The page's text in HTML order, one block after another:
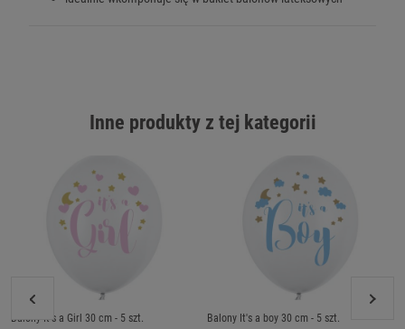
Inne produkty z tej kategorii
Balony It's a Girl 30 cm - 5 szt. Balony It's a boy 30 cm - 5 szt.